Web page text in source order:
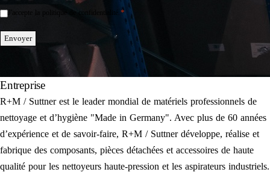
Einwilligung
J'accepte la politique de confidentialité.*
Envoyer
Entreprise
R+M / Suttner est le leader mondial de matériels professionnels de
nettoyage et d’hygiène "Made in Germany". Avec plus de 60 années
d’expérience et de savoir-faire, R+M / Suttner développe, réalise et
fabrique des composants, pièces détachées et accessoires de haute
qualité pour les nettoyeurs haute-pression et les aspirateurs industriels.